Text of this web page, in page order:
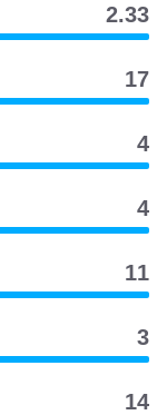
2.33
17
4
4
11
3
14